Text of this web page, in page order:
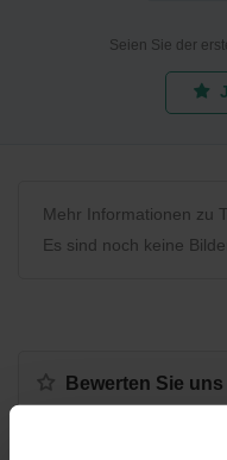
Seien Sie der
Mehr Informationen zu
Es sind noch keine
Bewerten Sie uns